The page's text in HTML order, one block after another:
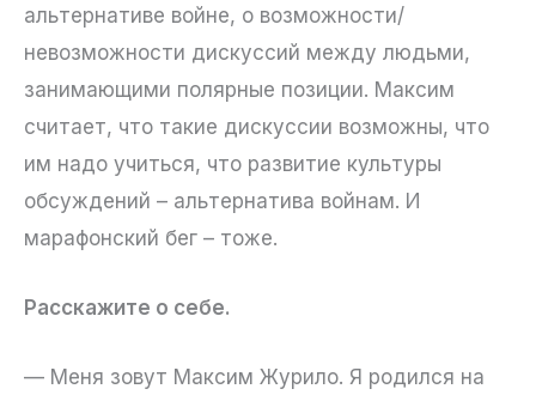
альтернативе войне, о возможности/
невозможности дискуссий между людьми,
занимающими полярные позиции. Максим
считает, что такие дискуссии возможны, что
им надо учиться, что развитие культуры
обсуждений – альтернатива войнам. И
марафонский бег – тоже.
Расскажите о себе.
— Меня зовут Максим Журило. Я родился на